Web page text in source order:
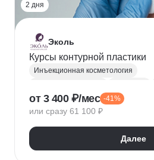
2 дня
Эколь
Курсы контурной пластики
Инъекционная косметология
от 3 400 ₽/мес -41%
или сразу 61 100 ₽
Далее